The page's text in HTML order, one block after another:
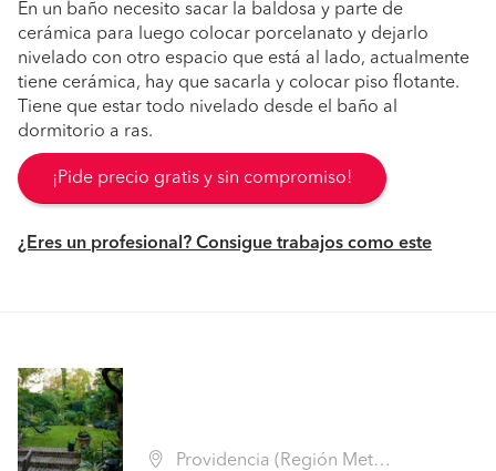
En un baño necesito sacar la baldosa y parte de
cerámica para luego colocar porcelanato y dejarlo
nivelado con otro espacio que está al lado, actualmente
tiene cerámica, hay que sacarla y colocar piso flotante.
Tiene que estar todo nivelado desde el baño al
dormitorio a ras.
¡Pide precio gratis y sin compromiso!
¿Eres un profesional? Consigue trabajos como este
Providencia (Región Metropolitana - Santiago)